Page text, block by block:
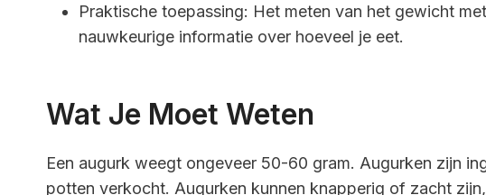
Praktische toepassing: Het meten van het gewicht
nauwkeurige informatie over hoeveel je eet.
Wat Je Moet Weten
Een augurk weegt ongeveer 50-60 gram. Augurken zijn
potten verkocht. Augurken kunnen knapperig of zacht